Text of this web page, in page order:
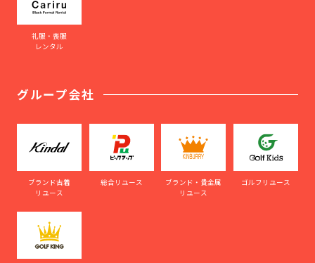
礼服・喪服
レンタル
グループ会社
ブランド古着
リユース
総合リユース
ブランド・貴金属
リユース
ゴルフリユース